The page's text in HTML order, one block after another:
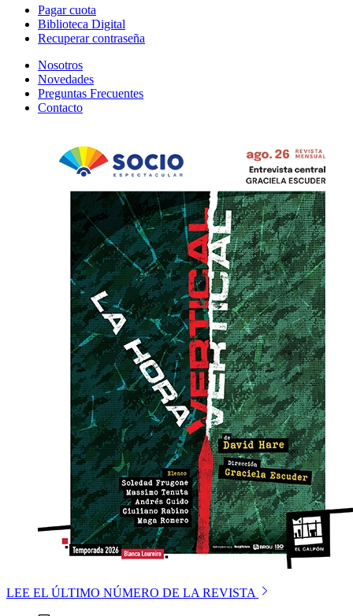
Pagar cuota
Biblioteca Digital
Recuperar contraseña
Nosotros
Novedades
Preguntas Frecuentes
Contacto
LEE EL ÚLTIMO NÚMERO DE LA REVISTA